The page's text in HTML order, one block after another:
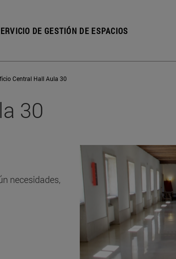
DE GESTIÓN DE ESPACIOS
Central Hall Aula 30
30
necesidades,